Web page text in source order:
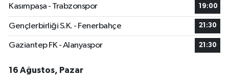
Kasımpaşa - Trabzonspor 19:00
Gençlerbirliği S.K. - Fenerbahçe 21:30
Gaziantep FK - Alanyaspor 21:30
16 Ağustos, Pazar